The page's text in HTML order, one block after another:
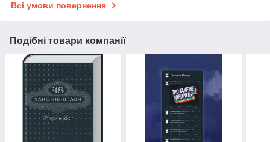
Всі умови повернення
Подібні товари компанії